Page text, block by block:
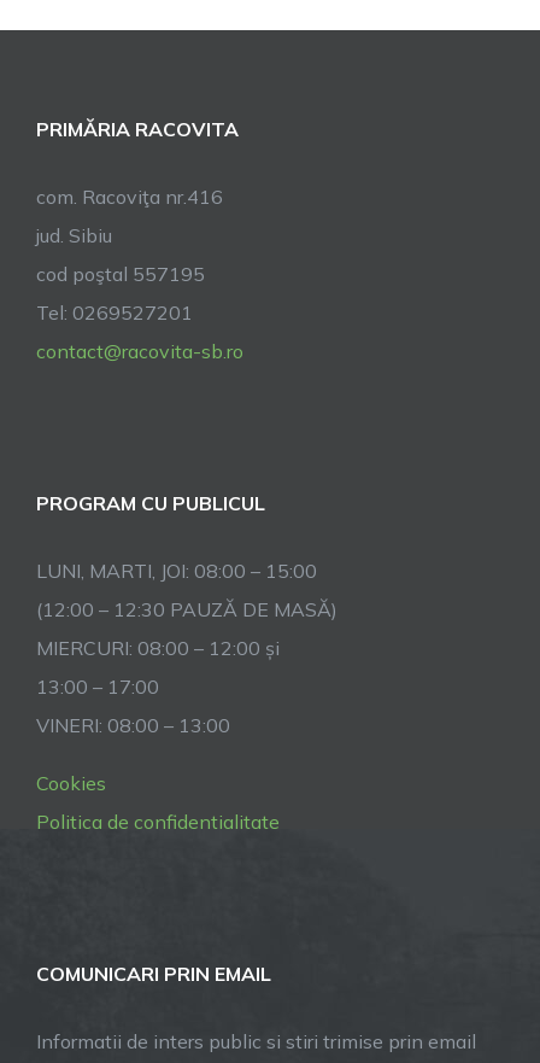
PRIMĂRIA RACOVITA
com. Racoviţa nr.416
jud. Sibiu
cod poştal 557195
Tel: 0269527201
contact@racovita-sb.ro
PROGRAM CU PUBLICUL
LUNI, MARTI, JOI: 08:00 – 15:00
(12:00 – 12:30 PAUZĂ DE MASĂ)
MIERCURI: 08:00 – 12:00 și
13:00 – 17:00
VINERI: 08:00 – 13:00
Cookies
Politica de confidentialitate
COMUNICARI PRIN EMAIL
Informatii de inters public si stiri trimise prin email